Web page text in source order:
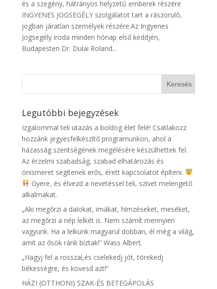
és a szegény, hátrányos helyzetű emberek részére
INGYENES JOGSEGÉLY szolgálatot tart a rászoruló,
jogban járatlan személyek részére.Az Ingyenes
Jogsegély iroda minden hónap első keddjén,
Budapesten Dr. Dulai Roland...
Legutóbbi bejegyzések
Izgalommal teli utazás a boldog élet felé! Csatlakozz
hozzánk jegyesfelkészítő programunkon, ahol a
házasság szentségének megélésére készülhettek fel.
Az érzelmi szabadság, szabad elhatározás és
önismeret segítenek erős, érett kapcsolatot építeni.
Gyere, és élvezd a nevetéssel teli, szívet melengető
alkalmakat.
„Aki megőrzi a dalokat, imákat, hímzéseket, meséket,
az megőrzi a nép lelkét is. Nem számít mennyien
vagyunk. Ha a lelkünk magyarul dobban, él még a világ,
amit az ősök ránk bíztak!” Wass Albert.
„Hagyj fel a rosszal,és cselekedj jót, törekedj
békességre, és kövesd azt!”
HÁZI (OTTHONI) SZAK-ÉS BETEGÁPOLÁS